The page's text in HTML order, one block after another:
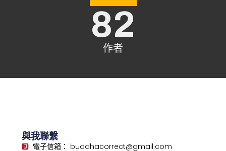
作者
82
與我聯繫
電子信箱： buddhacorrect@gmail.com